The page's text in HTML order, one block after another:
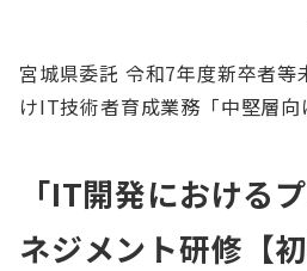
宮城県委託 令和7年度新卒者等
けIT技術者育成業務「中堅層向
「IT開発における
ネジメント研修【初